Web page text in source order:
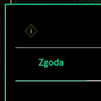
Zgoda